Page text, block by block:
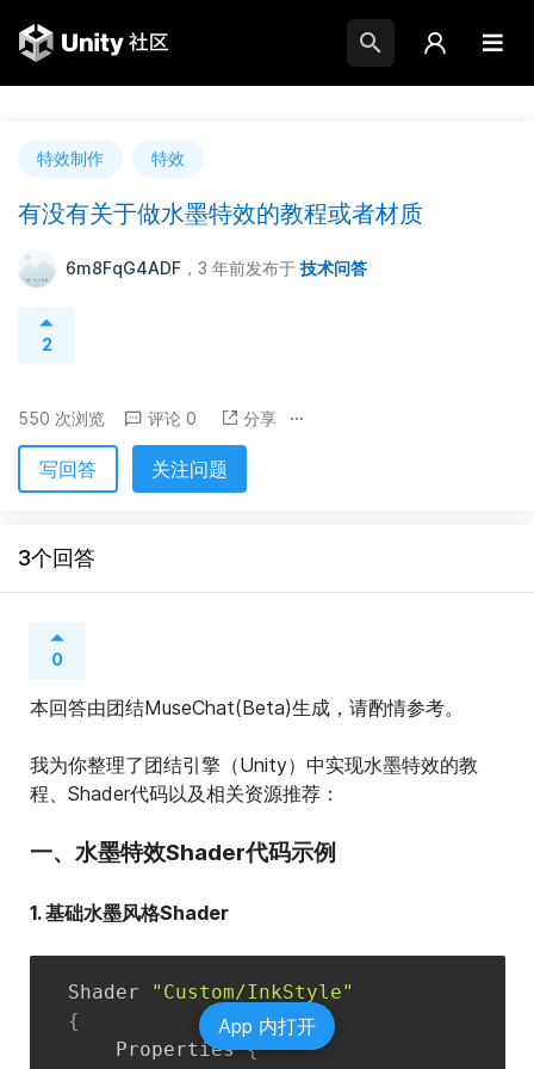
特效制作 特效
有没有关于做水墨特效的教程或者材质
6m8FqG4ADF ，3 年前发布于 技术问答
2
550 次浏览 评论 0 分享
写回答 关注问题
3个回答
0
本回答由团结MuseChat(Beta)生成，请酌情参考。
我为你整理了团结引擎（Unity）中实现水墨特效的教
程、Shader代码以及相关资源推荐：
一、水墨特效Shader代码示例
1. 基础水墨风格Shader
Shader
"Custom/InkStyle"
{
    Properties
{
App 内打开